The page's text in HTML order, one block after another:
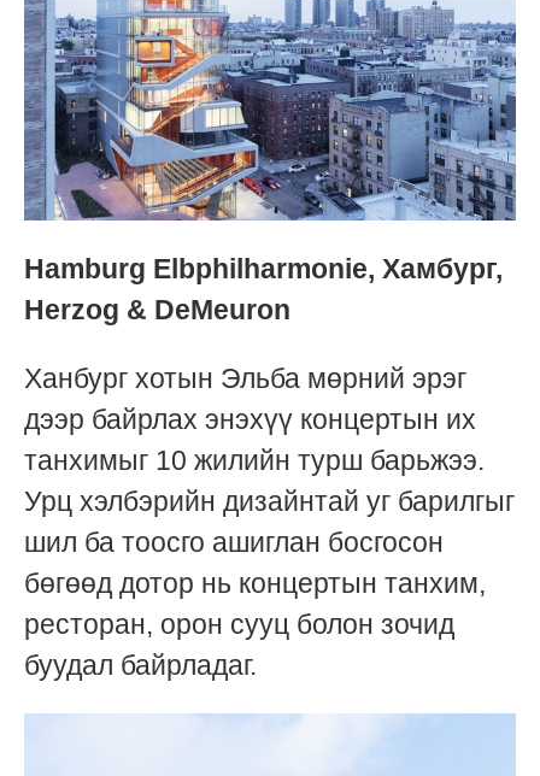
Hamburg Elbphilharmonie, Хамбург,
Herzog & DeMeuron
Ханбург хотын Эльба мөрний эрэг
дээр байрлах энэхүү концертын их
танхимыг 10 жилийн турш барьжээ.
Урц хэлбэрийн дизайнтай уг барилгыг
шил ба тоосго ашиглан босгосон
бөгөөд дотор нь концертын танхим,
ресторан, орон сууц болон зочид
буудал байрладаг.